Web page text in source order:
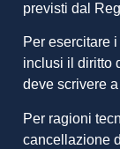
previsti dal
Per esercitare
inclusi il diritto
deve scrivere a
Per ragioni
cancellazione